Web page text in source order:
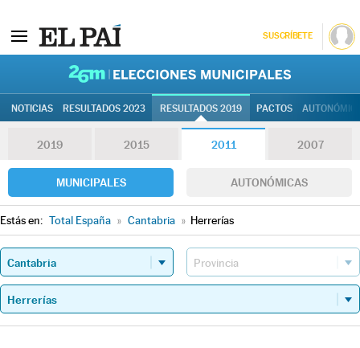
SUSCRÍBETE
NOTICIAS RESULTADOS 2023 RESULTADOS 2019 PACTOS
2019 2015 2011 2007
MUNICIPALES AUTONÓMICAS
Estás en: Total España » Cantabria » Herrerías